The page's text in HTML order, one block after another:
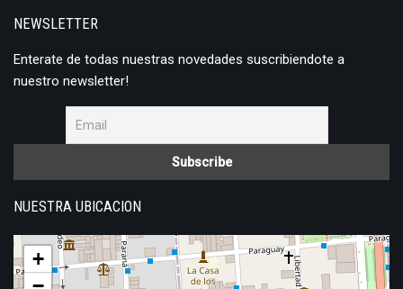
NEWSLETTER
Enterate de todas nuestras novedades suscribiendote a
nuestro newsletter!
NUESTRA UBICACION
+